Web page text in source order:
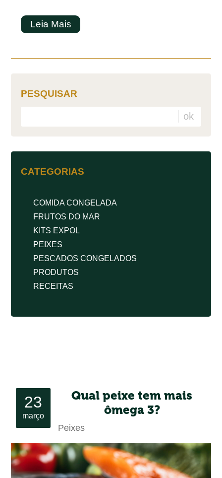
Leia Mais
PESQUISAR
CATEGORIAS
COMIDA CONGELADA
FRUTOS DO MAR
KITS EXPOL
PEIXES
PESCADOS CONGELADOS
PRODUTOS
RECEITAS
23
março
Qual peixe tem mais
ômega 3?
Peixes